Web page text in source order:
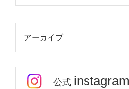
アーカイブ
公式 instagram